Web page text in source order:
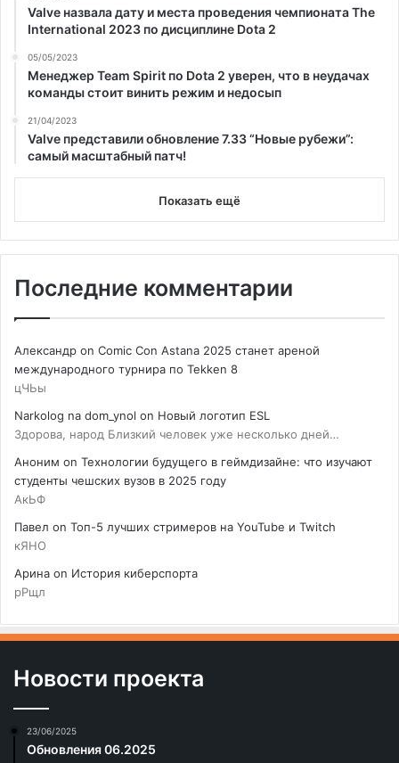
Valve назвала дату и места проведения чемпионата The
International 2023 по дисциплине Dota 2
05/05/2023
Менеджер Team Spirit по Dota 2 уверен, что в неудачах
команды стоит винить режим и недосып
21/04/2023
Valve представили обновление 7.33 “Новые рубежи”:
самый масштабный патч!
Показать ещё
Последние комментарии
Александр on Comic Con Astana 2025 станет ареной
международного турнира по Tekken 8
цЧЬы
Narkolog na dom_ynol on Новый логотип ESL
Здорова, народ Близкий человек уже несколько дней…
Аноним on Технологии будущего в геймдизайне: что изучают
студенты чешских вузов в 2025 году
АкЬФ
Павел on Топ-5 лучших стримеров на YouTube и Twitch
кЯНО
Арина on История киберспорта
рРщл
Новости проекта
23/06/2025
Обновления 06.2025